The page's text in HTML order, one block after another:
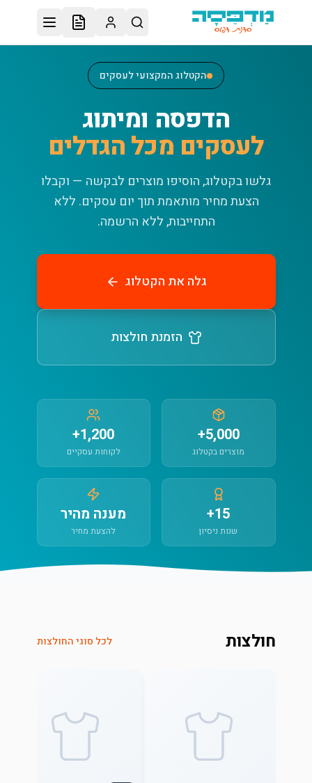
דלג לתוכן הראשי
הקטלוג המקצועי לעסקים
הדפסה ומיתוג
לעסקים מכל הגדלים
גלשו בקטלוג, הוסיפו מוצרים לבקשה — וקבלו
הצעת מחיר מותאמת תוך יום עסקים. ללא
התחייבות, ללא הרשמה.
גלה את הקטלוג
הזמנת חולצות
5,000+
מוצרים בקטלוג
1,200+
לקוחות עסקיים
15+
שנות ניסיון
מענה מהיר
להצעת מחיר
חולצות לכל סוגי החולצות